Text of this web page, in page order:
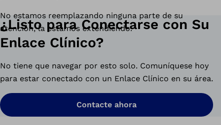
No estamos reemplazando ninguna parte de su
atención, la estamos extendiendo.
¿Listo para Conectarse con Su
Enlace Clínico?
No tiene que navegar por esto solo. Comuníquese hoy
para estar conectado con un Enlace Clínico en su área.
Contacte ahora